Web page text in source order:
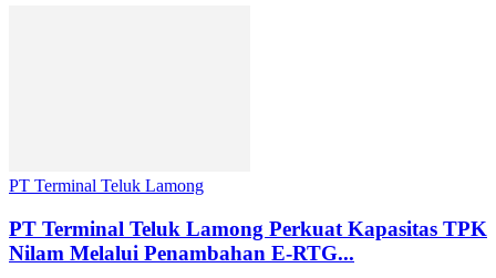
PT Terminal Teluk Lamong
PT Terminal Teluk Lamong Perkuat Kapasitas TPK
Nilam Melalui Penambahan E-RTG...